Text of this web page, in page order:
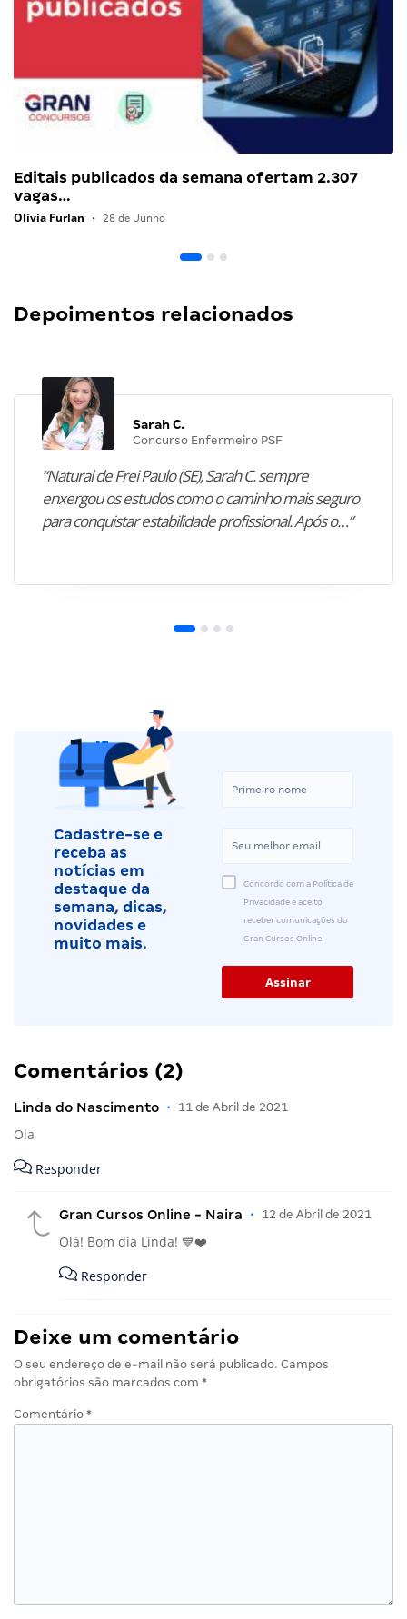
Editais publicados da semana ofertam 2.307
vagas…
Olivia Furlan • 28 de Junho
Depoimentos relacionados
Sarah C.
Concurso Enfermeiro PSF
“Natural de Frei Paulo (SE), Sarah C. sempre
enxergou os estudos como o caminho mais seguro
para conquistar estabilidade profissional. Após o…”
Cadastre-se e
receba as
notícias em
destaque da
semana, dicas,
novidades e
muito mais.
Concordo com a Política de
Privacidade e aceito
receber comunicações do
Gran Cursos Online.
Comentários (2)
Linda do Nascimento • 11 de Abril de 2021
Ola
Responder
Gran Cursos Online - Naira • 12 de Abril de 2021
Olá! Bom dia Linda! 💙❤️
Responder
Deixe um comentário
O seu endereço de e-mail não será publicado. Campos
obrigatórios são marcados com *
Comentário *